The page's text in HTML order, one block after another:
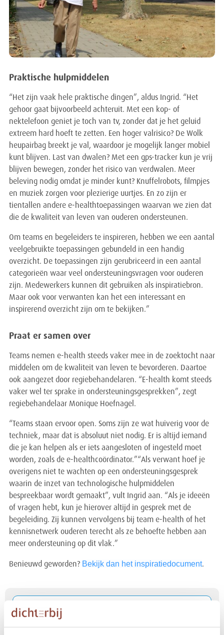
Ivo en Mikel gaan samen de uitdaging aan
Praktische hulpmiddelen
“Het zijn vaak hele praktische dingen”, aldus Ingrid. “Het
gehoor gaat bijvoorbeeld achteruit. Met een kop- of
nektelefoon geniet je toch van tv, zonder dat je het geluid
extreem hard hoeft te zetten. Een hoger valrisico? De Wolk
heupairbag breekt je val, waardoor je mogelijk langer mobiel
kunt blijven. Last van dwalen? Met een gps-tracker kun je vrij
blijven bewegen, zonder het risico van verdwalen. Meer
beleving nodig omdat je minder kunt? Knuffelrobots, filmpjes
en muziek zorgen voor plezierige uurtjes. En zo zijn er
tientallen andere e-healthtoepassingen waarvan we zien dat
die de kwaliteit van leven van ouderen ondersteunen.
Om teams en begeleiders te inspireren, hebben we een aantal
veelgebruikte toepassingen gebundeld in een handig
overzicht. De toepassingen zijn gerubriceerd in een aantal
categorieën waar veel ondersteuningsvragen voor ouderen
zijn. Medewerkers kunnen dit gebruiken als inspiratiebron.
Maar ook voor verwanten kan het een interessant en
inspirerend overzicht zijn om te bekijken.”
P raat er samen over
Teams nemen e-health steeds vaker mee in de zoektocht naar
middelen om de kwaliteit van leven te bevorderen. Daartoe
ook aangezet door regiebehandelaren. “E-health komt steeds
vaker wel ter sprake in ondersteuningsgesprekken”, zegt
regiebehandelaar Monique Hoefnagel.
“Teams staan ervoor open. Soms zijn ze wat huiverig voor de
techniek, maar dat is absoluut niet nodig. Er is altijd iemand
die je kan helpen als er iets aangesloten of ingesteld moet
worden, zoals de e-healthcoördinator.”“Als verwant hoef je
overigens niet te wachten op een ondersteuningsgesprek
waarin de inzet van technologische hulpmiddelen
bespreekbaar wordt gemaakt”, vult Ingrid aan. “Als je ideeën
of vragen hebt, kun je hierover altijd in gesprek met de
begeleiding. Zij kunnen vervolgens bij team e-health of het
kennisnetwerk ouderen terecht als ze behoefte hebben aan
meer ondersteuning op dit vlak.”
Benieuwd geworden? Bekijk dan het inspiratiedocument.